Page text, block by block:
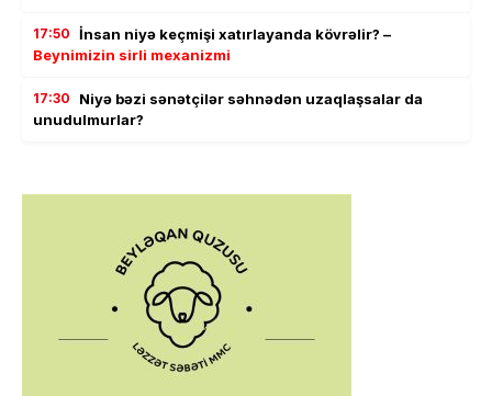
17:50 İnsan niyə keçmişi xatırlayanda kövrəlir? –
Beynimizin sirli mexanizmi
17:30
Niyə bəzi sənətçilər səhnədən uzaqlaşsalar da
unudulmurlar?